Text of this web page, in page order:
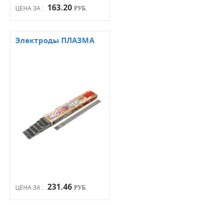
ЦЕНА ЗА : 163.20 РУБ.
ЦЕНА ЗА : 231.46 РУБ.
Электроды ПЛАЗМА